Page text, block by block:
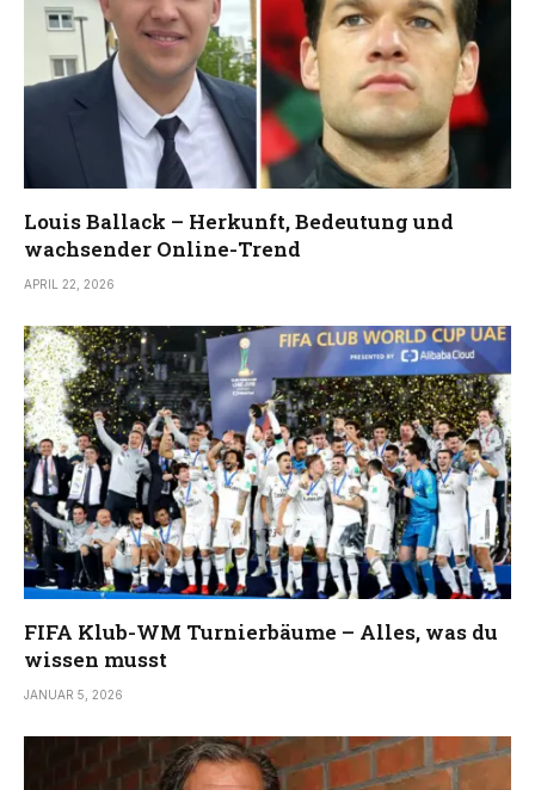
Louis Ballack – Herkunft, Bedeutung und
wachsender Online-Trend
APRIL 22, 2026
FIFA Klub-WM Turnierbäume – Alles, was du
wissen musst
JANUAR 5, 2026